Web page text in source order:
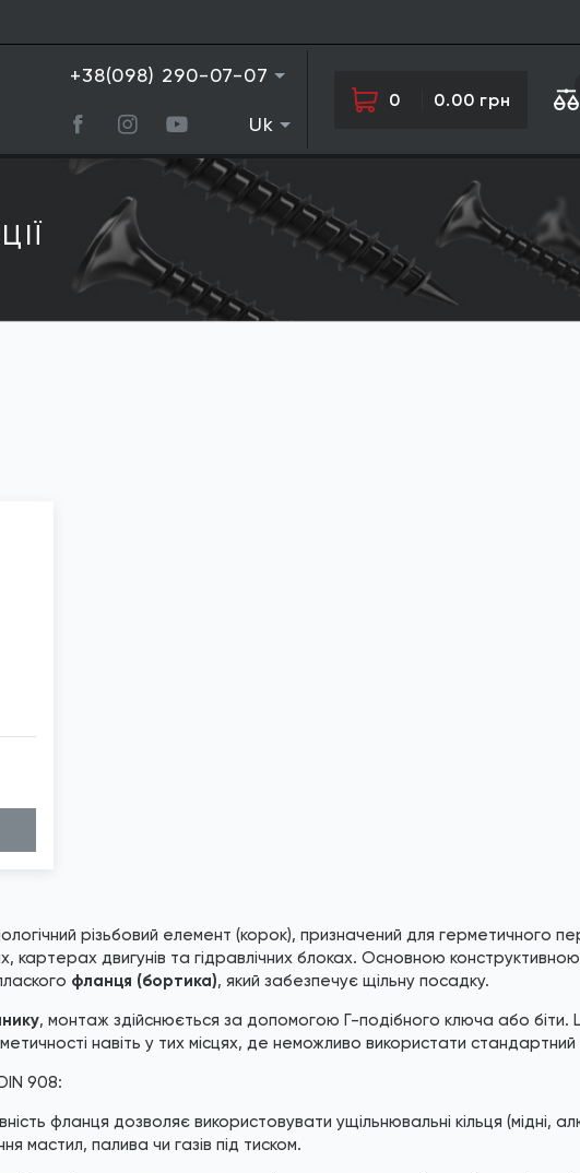
+38(098) 290-07-07
Uk
0 0.00 грн
різьбовий елемент (корок), призначений для герметичного
картерах двигунів та гідравлічних блоках. Основною
фланця (бортика), який забезпечує щільну посадку.
, монтаж здійснюється за допомогою Г-подібного ключа або
навіть у тих місцях, де неможливо використати
908:
фланця дозволяє використовувати ущільнювальні кільця (мідні,
мастил, палива чи газів під тиском.